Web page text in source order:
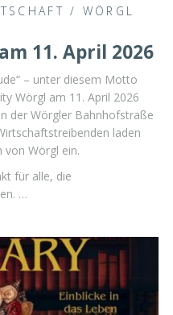
/ WÖRGL
11. April 2026
– unter diesem Motto
Wörgl am 11. April 2026
der Wörgler Bahnhofstraße
laden
von Wörgl ein.
für alle, die
…